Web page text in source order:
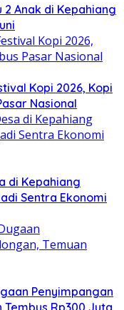
2 Anak di Kepahiang
Kopi 2026, Kopi
Nasional
di Kepahiang
Sentra Ekonomi
Penyimpangan